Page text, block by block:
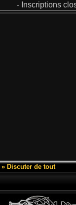
- Inscriptions
» Discuter de tout